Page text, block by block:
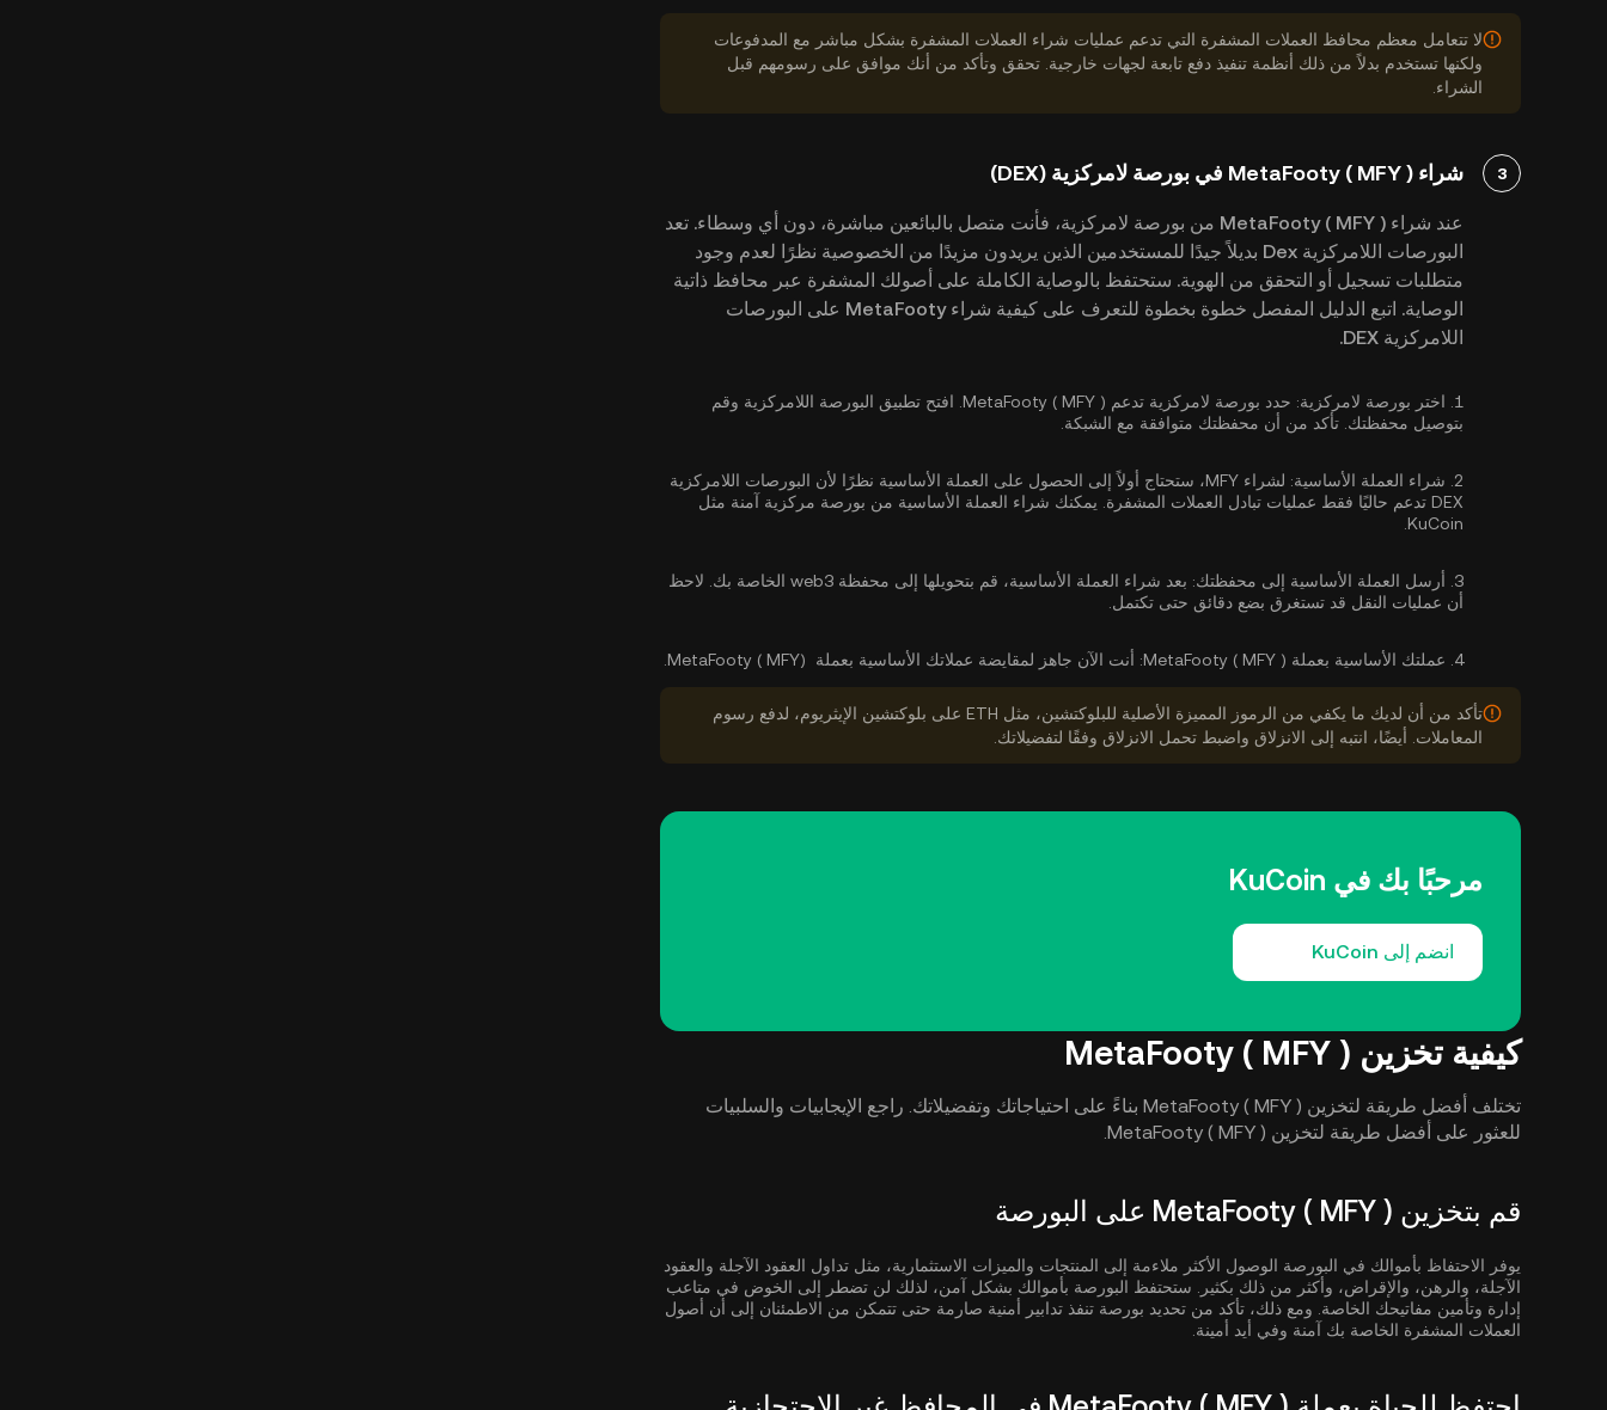
لا تتعامل معظم محافظ العملات المشفرة التي تدعم عمليات شراء العملات المشفرة بشكل مباشر مع المدفوعات
ولكنها تستخدم بدلاً من ذلك أنظمة تنفيذ دفع تابعة لجهات خارجية. تحقق وتأكد من أنك موافق على رسومهم قبل
الشراء.
3 شراء MetaFooty ( MFY ) في بورصة لامركزية (DEX)
عند شراء MetaFooty ( MFY ) من بورصة لامركزية، فأنت متصل بالبائعين مباشرة، دون أي وسطاء. تعد
البورصات اللامركزية Dex بديلاً جيدًا للمستخدمين الذين يريدون مزيدًا من الخصوصية نظرًا لعدم وجود
متطلبات تسجيل أو التحقق من الهوية. ستحتفظ بالوصاية الكاملة على أصولك المشفرة عبر محافظ ذاتية
الوصاية. اتبع الدليل المفصل خطوة بخطوة للتعرف على كيفية شراء MetaFooty على البورصات
اللامركزية DEX.
1. اختر بورصة لامركزية:
حدد بورصة لامركزية تدعم MetaFooty ( MFY ). افتح تطبيق البورصة اللامركزية وقم
بتوصيل محفظتك. تأكد من أن محفظتك متوافقة مع الشبكة.
2. شراء العملة الأساسية:
لشراء MFY، ستحتاج أولاً إلى الحصول على العملة الأساسية نظرًا لأن البورصات اللامركزية
DEX تدعم حاليًا فقط عمليات تبادل العملات المشفرة. يمكنك
شراء العملة الأساسية من بورصة مركزية آمنة مثل
KuCoin.
3. أرسل العملة الأساسية إلى محفظتك:
بعد شراء العملة الأساسية، قم بتحويلها إلى محفظة web3 الخاصة بك. لاحظ
أن عمليات النقل قد تستغرق بضع دقائق حتى تكتمل.
4. عملتك الأساسية بعملة MetaFooty ( MFY ): أنت الآن جاهز لمقايضة عملاتك الأساسية بعملة MetaFooty ( MFY).
تأكد من أن لديك ما يكفي من الرموز المميزة الأصلية للبلوكتشين، مثل ETH على بلوكتشين الإيثريوم، لدفع رسوم
المعاملات. أيضًا، انتبه إلى الانزلاق واضبط تحمل الانزلاق وفقًا لتفضيلاتك.
مرحبًا بك في KuCoin
انضم إلى KuCoin
كيفية تخزين MetaFooty ( MFY )
تختلف أفضل طريقة لتخزين MetaFooty ( MFY ) بناءً على احتياجاتك وتفضيلاتك. راجع الإيجابيات والسلبيات
للعثور على أفضل طريقة لتخزين MetaFooty ( MFY ).
قم بتخزين MetaFooty ( MFY ) على البورصة
يوفر الاحتفاظ بأموالك في البورصة الوصول الأكثر ملاءمة إلى المنتجات والميزات الاستثمارية، مثل تداول العقود الآجلة والعقود
الآجلة، والرهن، والإقراض، وأكثر من ذلك بكثير. ستحتفظ البورصة بأموالك بشكل آمن، لذلك لن تضطر إلى الخوض في متاعب
إدارة وتأمين مفاتيحك الخاصة. ومع ذلك، تأكد من تحديد بورصة تنفذ تدابير أمنية صارمة حتى تتمكن من الاطمئنان إلى أن أصول
العملات المشفرة الخاصة بك آمنة وفي أيد أمينة.